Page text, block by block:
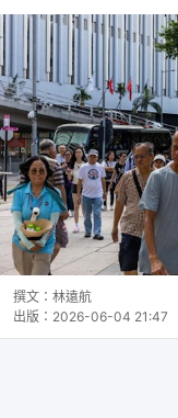
撰文： 林遠航
出版： 2026-06-04 21:47